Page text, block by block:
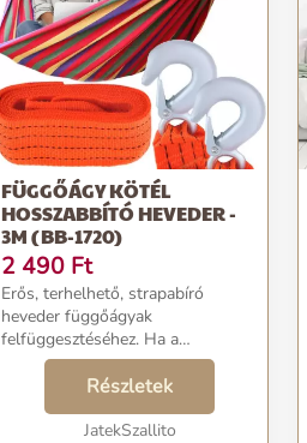
FÜGGŐÁGY KÖTÉL
HOSSZABBÍTÓ HEVEDER -
3M (BB-1720)
2 490 Ft
Erős, terhelhető, strapabíró
heveder függőágyak
felfüggesztéséhez. Ha a
függőágyad kötele túl rövid -
vagy a két fa van túl messze
egymástól a kertedben - akkor
remek szolgálatot fog nyújtani ez
Részletek
JatekSzallito